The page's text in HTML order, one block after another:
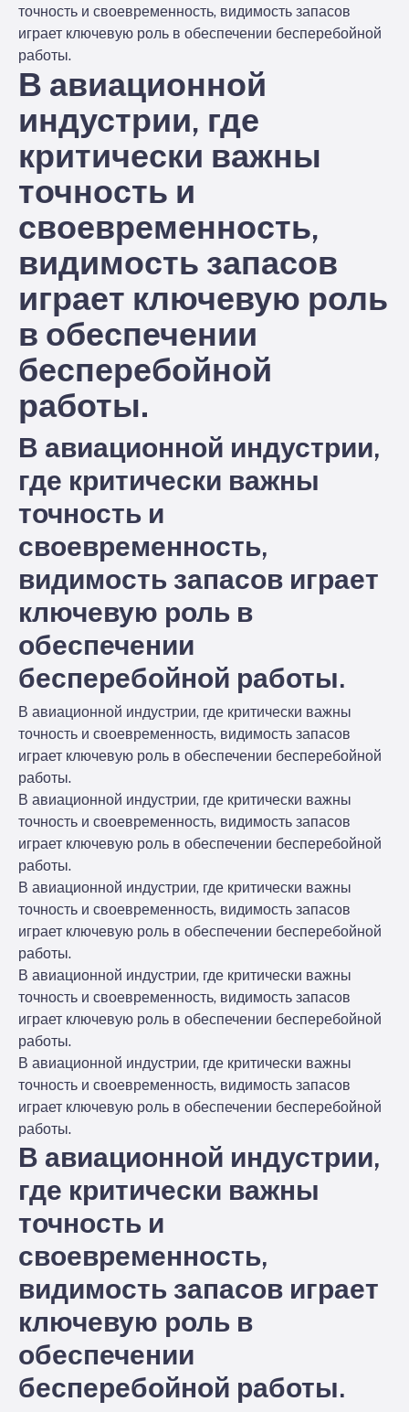
точность и своевременность, видимость запасов
играет ключевую роль в обеспечении бесперебойной
работы.
В авиационной
индустрии, где
критически важны
точность и
своевременность,
видимость запасов
играет ключевую роль
в обеспечении
бесперебойной
работы.
В авиационной индустрии,
где критически важны
точность и
своевременность,
видимость запасов играет
ключевую роль в
обеспечении
бесперебойной работы.
В авиационной индустрии, где критически важны
точность и своевременность, видимость запасов
играет ключевую роль в обеспечении бесперебойной
работы.
В авиационной индустрии, где критически важны
точность и своевременность, видимость запасов
играет ключевую роль в обеспечении бесперебойной
работы.
В авиационной индустрии, где критически важны
точность и своевременность, видимость запасов
играет ключевую роль в обеспечении бесперебойной
работы.
В авиационной индустрии, где критически важны
точность и своевременность, видимость запасов
играет ключевую роль в обеспечении бесперебойной
работы.
В авиационной индустрии, где критически важны
точность и своевременность, видимость запасов
играет ключевую роль в обеспечении бесперебойной
работы.
В авиационной индустрии,
где критически важны
точность и
своевременность,
видимость запасов играет
ключевую роль в
обеспечении
бесперебойной работы.